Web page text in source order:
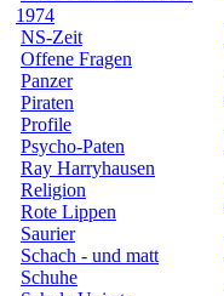
1974
NS-Zeit
Offene Fragen
Panzer
Piraten
Profile
Psycho-Paten
Ray Harryhausen
Religion
Rote Lippen
Saurier
Schach - und matt
Schuhe